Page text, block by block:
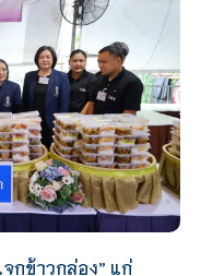
กข้าวกล่อง” แก่